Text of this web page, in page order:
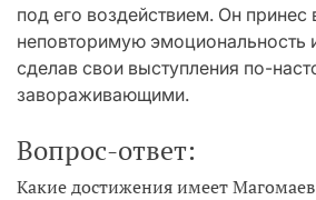
под его воздействием. Он
неповторимую эмоциональность
сделав свои выступления по-
завораживающими.
Вопрос-ответ:
Какие достижения имеет